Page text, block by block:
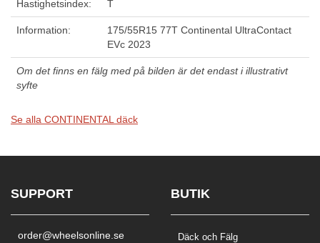
Hastighetsindex: T
Information:
175/55R15 77T Continental UltraContact
EVc 2023
Om det finns en fälg med på bilden är det endast i illustrativt
syfte
Se alla CONTINENTAL däck
SUPPORT
order@wheelsonline.se
BUTIK
Däck och Fälg